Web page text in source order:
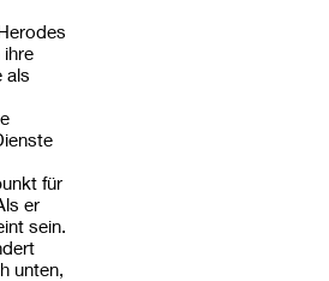
als
für
er
sein.
unten,